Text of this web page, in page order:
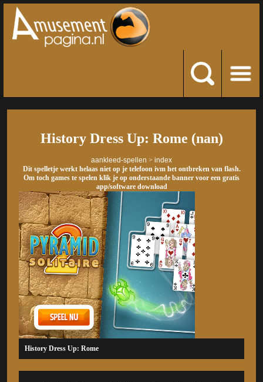
History Dress Up: Rome (nan)
aankleed-spellen > index
Dit spelletje werkt helaas niet op je telefoon ivm het ontbreken van flash.
Om toch games te spelen klik je op onderstaande banner voor een gratis
app/software download
History Dress Up: Rome